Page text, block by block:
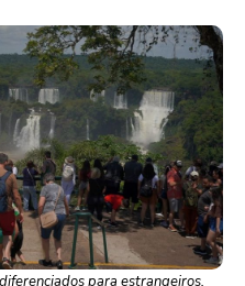
para estrangeiros,